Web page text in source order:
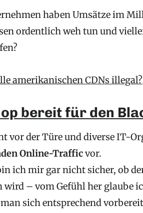
haben Umsätze im
ordentlich weh tun und
amerikanischen CDNs illegal?
bereit für den
vor der Türe und diverse IT-
Online-Trafficvor.
ich mir gar nicht sicher, ob
wird – vom Gefühl her glaube
sich entsprechend